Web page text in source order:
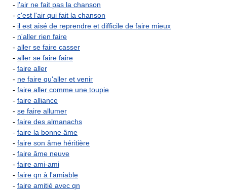
- l'air ne fait pas la chanson
- c'est l'air qui fait la chanson
- il est aisé de reprendre et difficile de faire mieux
- n'aller rien faire
- aller se faire casser
- aller se faire faire
- faire aller
- ne faire qu'aller et venir
- faire aller comme une toupie
- faire alliance
- se faire allumer
- faire des almanachs
- faire la bonne âme
- faire son âme héritière
- faire âme neuve
- faire ami-ami
- faire qn à l'amiable
- faire amitié avec qn